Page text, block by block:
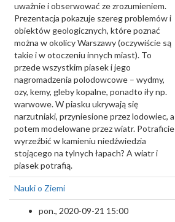
uważnie i obserwować ze zrozumieniem.
Prezentacja pokazuje szereg problemów i
obiektów geologicznych, które poznać
można w okolicy Warszawy (oczywiście są
takie i w otoczeniu innych miast). To
przede wszystkim piasek i jego
nagromadzenia polodowcowe – wydmy,
ozy, kemy, gleby kopalne, ponadto iły np.
warwowe. W piasku ukrywają się
narzutniaki, przyniesione przez lodowiec, a
potem modelowane przez wiatr. Potraficie
wyrzeźbić w kamieniu niedźwiedzia
stojącego na tylnych łapach? A wiatr i
piasek potrafią.
Nauki o Ziemi
pon., 2020-09-21 15:00